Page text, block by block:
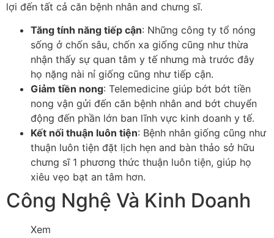
lợi đến tất cả căn bệnh nhân and chưng sĩ.
Tăng tính năng tiếp cận: Những công ty tổ nóng
sống ở chốn sâu, chốn xa giống cũng như thừa
nhận thấy sự quan tâm y tế nhưng mà trước đây
họ nặng nài nỉ giống cũng như tiếp cận.
Giảm tiền nong: Telemedicine giúp bớt bớt tiền
nong vận gửi đến căn bệnh nhân and bớt chuyển
động đến phần lớn ban lĩnh vực kinh doanh y tế.
Kết nối thuận luôn tiện: Bệnh nhân giống cũng như
thuận luôn tiện đặt lịch hẹn and bàn thảo sở hữu
chưng sĩ 1 phương thức thuận luôn tiện, giúp họ
xiêu vẹo bạt an tâm hơn.
Công Nghệ Và Kinh Doanh
Xem